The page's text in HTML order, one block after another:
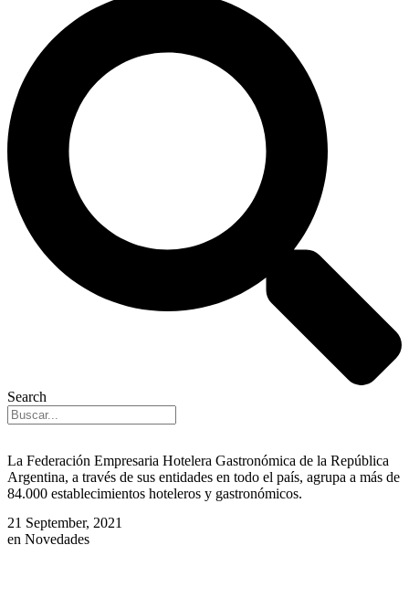
Search
La Federación Empresaria Hotelera Gastronómica de la República
Argentina, a través de sus entidades en todo el país, agrupa a más de
84.000 establecimientos hoteleros y gastronómicos.
21 September, 2021
en Novedades